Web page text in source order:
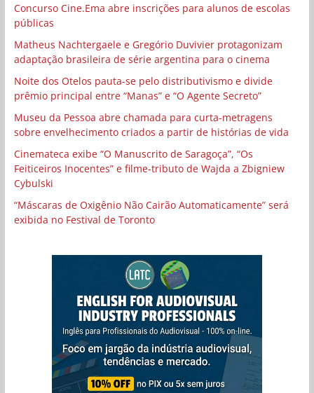
Concurso Cine.Ema abre inscrições para alunos de escolas
públicas
Matheus Nachtergaele e Gregório Duvivier protagonizam
adaptação brasileira de série argentina para o cinema
Noite dos Otelos pauta-se pelo distributivismo e divide
prêmio principal entre “Manas” e “O Agente Secreto”
Museu da Pessoa abre chamada para curta-metragens
sobre envelhecimento criados a partir de histórias de vida
Cinemateca exibe “O Manuscrito de Saragoça”, “Os
Feiticeiros Inocentes” e filme-tributo de Wajda a Zbigniew
Cybulski
“Máscaras de Oxigênio Não Cairão Automaticamente” será
exibida no Festival de Toronto